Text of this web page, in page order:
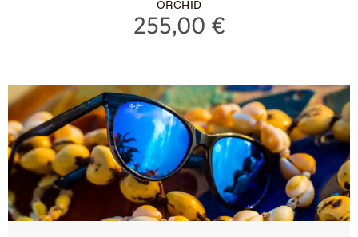
ORCHID
255,00 €